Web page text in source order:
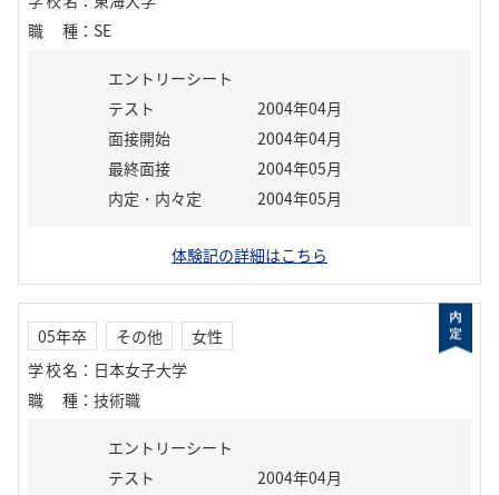
職種 ： SE
エントリーシート
テスト
2004年04月
面接開始
2004年04月
最終面接
2004年05月
内定・内々定
2004年05月
体験記の詳細はこちら
05年卒 その他
女性
学校名 ： 日本女子大学
職種 ： 技術職
エントリーシート
テスト
2004年04月